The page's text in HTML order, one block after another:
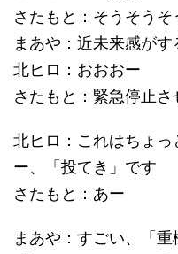
さたもと：そうそう
まあや：近未来感がす
北ヒロ：おおおー
さたもと：緊急停止
北ヒロ：これはちょ
ー、「投てき」です
さたもと：あー
まあや：すごい、「